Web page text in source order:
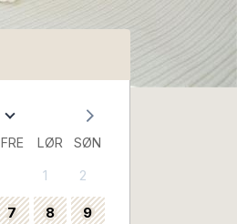
FRE LØR SØN
1 2
7 8 9